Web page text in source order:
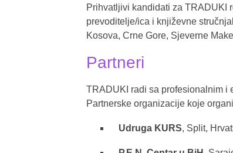
Prihvatljivi kandidati za TRADUKI
prevoditelje/ica i književne
Kosova, Crne Gore, Sjeverne
Partneri
TRADUKI radi sa profesionalnim i
Partnerske organizacije koje
Udruga KURS, Split,